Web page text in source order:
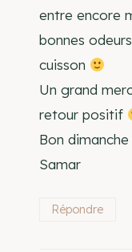
entre encore
bonnes
cuisson
Un grand
retour positif
Bon dimanche
Samar
Répondre